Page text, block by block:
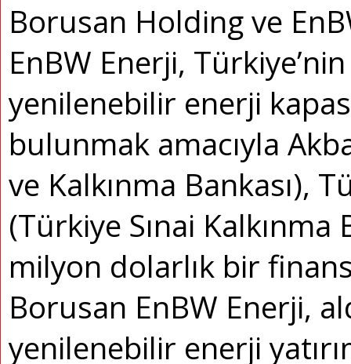
Borusan Holding ve
EnBW Enerji,
yenilenebilir enerji
bulunmak amacıyla
ve Kalkınma Bankası),
(Türkiye Sınai
milyon dolarlık bir
Borusan EnBW Enerji,
yenilenebilir enerji